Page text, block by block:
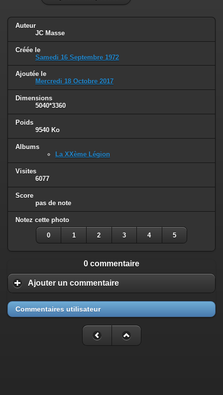
Auteur
JC Masse
Créée le
Samedi 16 Septembre 1972
Ajoutée le
Mercredi 18 Octobre 2017
Dimensions
5040*3360
Poids
9540 Ko
Albums
La XXème Légion
Visites
6077
Score
pas de note
Notez cette photo
0 1 2 3 4 5
0 commentaire
Ajouter un commentaire
Commentaires utilisateur